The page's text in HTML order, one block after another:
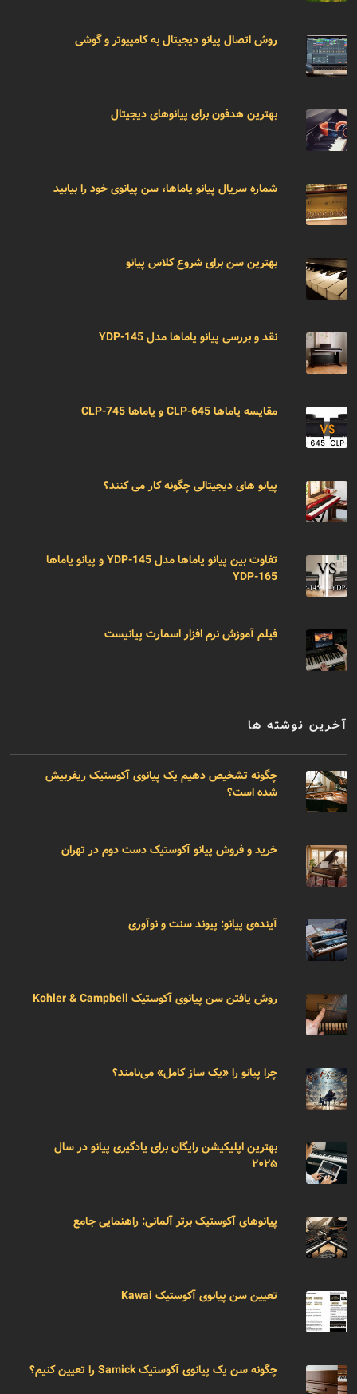
روش اتصال پیانو دیجیتال به کامپیوتر و گوشی
بهترین هدفون برای پیانوهای دیجیتال
شماره سریال پیانو یاماها، سن پیانوی خود را بیابید
بهترین سن برای شروع کلاس پیانو
نقد و بررسی پیانو یاماها مدل YDP-145
مقایسه یاماها CLP-645 و یاماها CLP-745
پیانو های دیجیتالی چگونه کار می کنند؟
تفاوت بین پیانو یاماها مدل YDP-145 و پیانو یاماها
YDP-165
فیلم آموزش نرم افزار اسمارت پیانیست
آخرین نوشته ها
چگونه تشخیص دهیم یک پیانوی آکوستیک ریفربیش
شده است؟
خرید و فروش پیانو آکوستیک دست دوم در تهران
آینده‌ی پیانو: پیوند سنت و نوآوری
روش یافتن سن پیانوی آکوستیک Kohler & Campbell
چرا پیانو را «یک ساز کامل» می‌نامند؟
بهترین اپلیکیشن رایگان برای یادگیری پیانو در سال
۲۰۲۵
پیانوهای آکوستیک برتر آلمانی: راهنمایی جامع
تعیین سن پیانوی آکوستیک Kawai
چگونه سن یک پیانوی آکوستیک Samick را تعیین کنیم؟